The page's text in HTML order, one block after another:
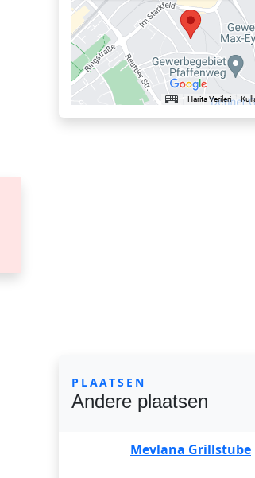
PLAATSEN
Andere plaatsen
Mevlana Grillstube